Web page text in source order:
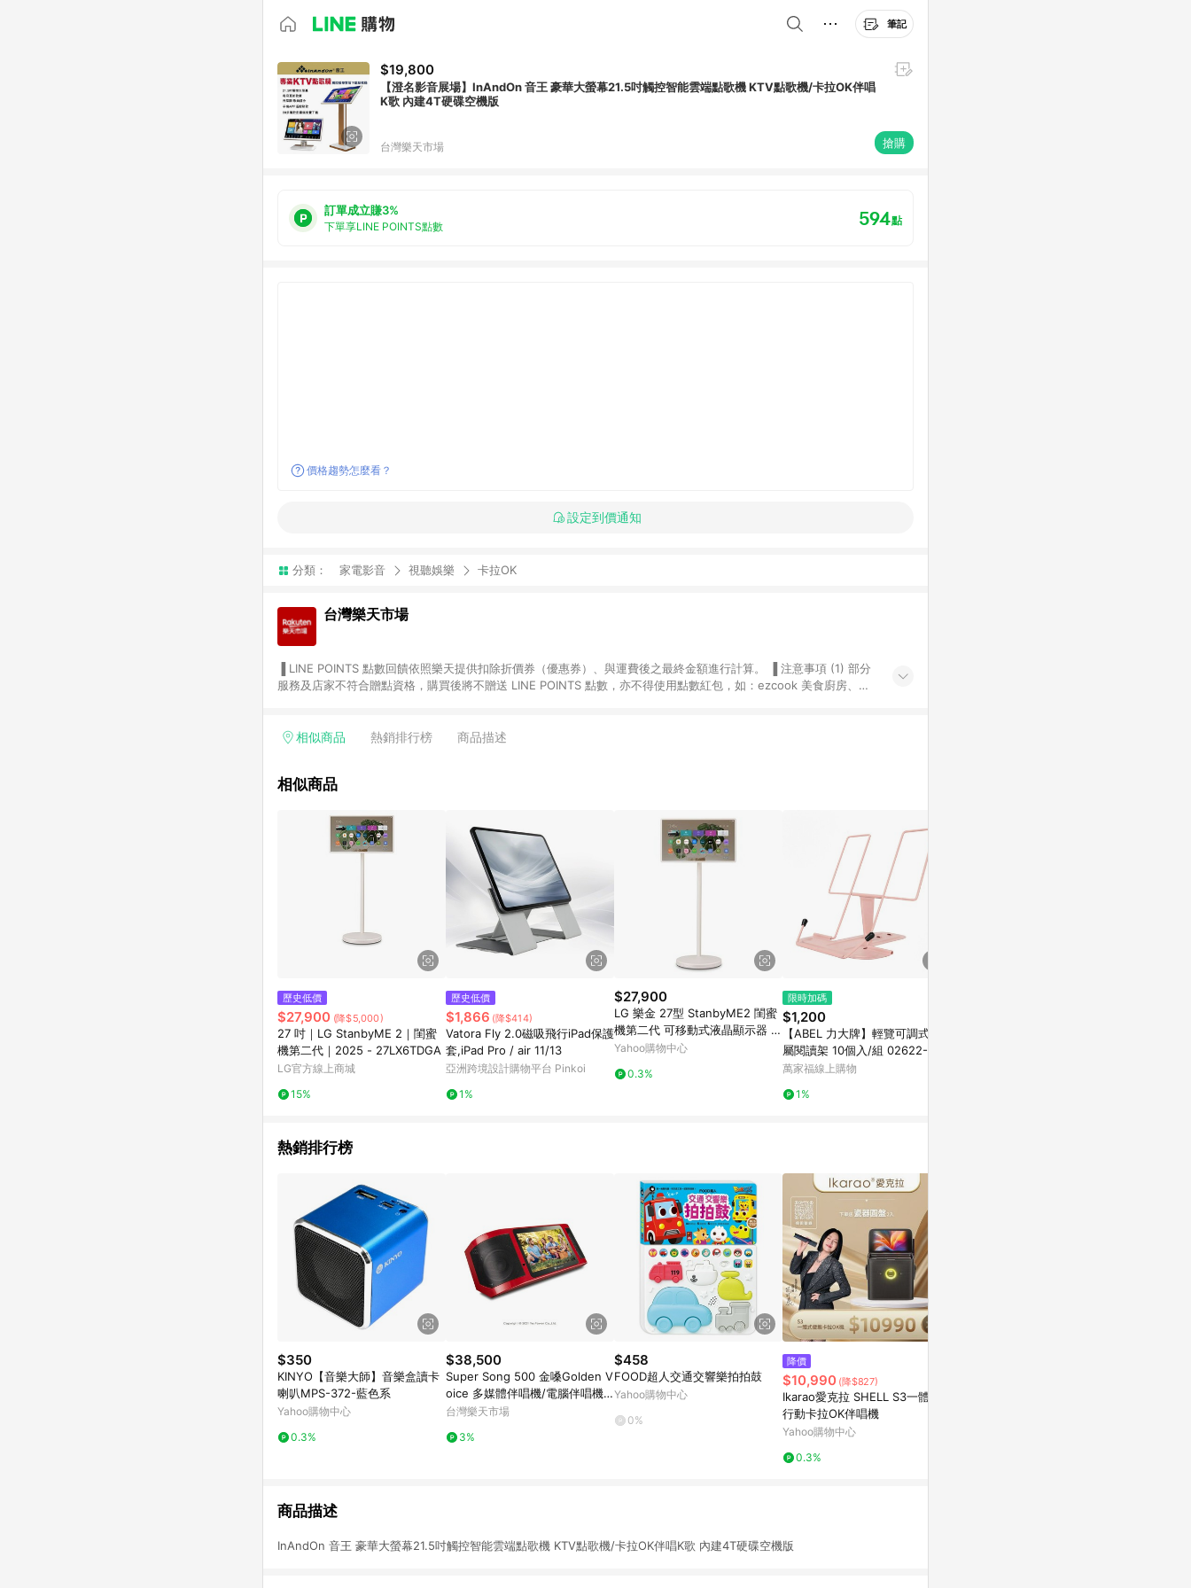
筆記
$19,800
【澄名影音展場】InAndOn 音王 豪華大螢幕21.5吋觸控智能雲端點歌機 KTV點歌機/卡拉OK伴唱
K歌 內建4T硬碟空機版
台灣樂天市場 搶購
訂單成立賺3%
下單享LINE POINTS點數 594點
價格趨勢怎麼看？
設定到價通知
分類： 家電影音 視聽娛樂 卡拉OK
台灣樂天市場
服務及店家不符合贈點資格，購買後將不贈送 LINE POINTS 點數，亦不得使用點數紅包，如：ezcook 美食廚房、樂
享有 LINE POINTS 回饋。 (3) 若購買之訂單（包含預購商品）未符合樂天市場 45 天內完成訂單出貨及結帳，則不符
會有時間差，如顯示之商品規格、顏色、價位、贈品與台灣樂天市場銷售網頁不符，以銷售網頁標示為準。 (6) 導購訂
點數回饋或點數回饋有爭議，台灣樂天市場保有更改條款與法律追訴之權利，活動詳情以樂天市場網站公告為準。
相似商品 熱銷排行榜 商品描述
相似商品
歷史低價
$27,900 (降$5,000)
27 吋｜LG StanbyME 2｜閨蜜
機第二代｜2025 - 27LX6TDGA
LG官方線上商城
15%
歷史低價
$1,866 (降$414)
Vatora Fly 2.0磁吸飛行iPad保護
套,iPad Pro / air 11/13
亞洲跨境設計購物平台 Pinkoi
1%
$27,900
LG 樂金 27型 StanbyME2 閨蜜
機第二代 可移動式液晶顯示器 2
7LX6TDGA
Yahoo購物中心
0.3%
限時加碼
$1,200
【ABEL 力大牌】輕覽可調式金
屬閱讀架 10個入/組 02622-粉
萬家福線上購物
1%
熱銷排行榜
$350
KINYO【音樂大師】音樂盒讀卡
喇叭MPS-372-藍色系
Yahoo購物中心
0.3%
$38,500
Super Song 500 金嗓Golden V
oice 多媒體伴唱機/電腦伴唱機/
行動智慧無線擴音機.K歌機
台灣樂天市場
3%
$458
FOOD超人交通交響樂拍拍鼓
Yahoo購物中心
0%
降價
$10,990 (降$827)
Ikarao愛克拉 SHELL S3一體式
行動卡拉OK伴唱機
Yahoo購物中心
0.3%
商品描述
InAndOn 音王 豪華大螢幕21.5吋觸控智能雲端點歌機 KTV點歌機/卡拉OK伴唱K歌 內建4T硬碟空機版